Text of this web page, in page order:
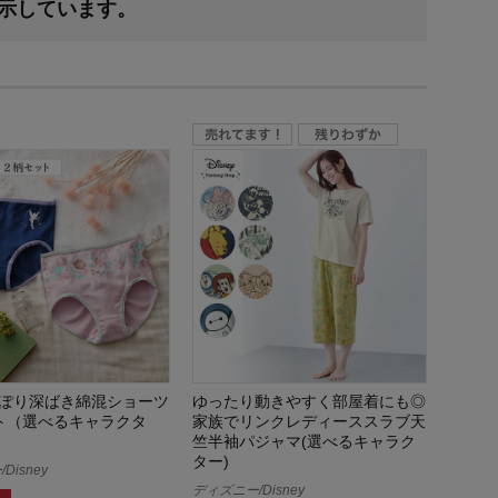
しています。
り深ばき綿混ショーツ
（選べるキャラクタ
Disney
ゆったり動きやすく部屋着にも◎
家族でリンクレディーススラブ天
竺半袖パジャマ(選べるキャラク
ター)
ディズニー/Disney